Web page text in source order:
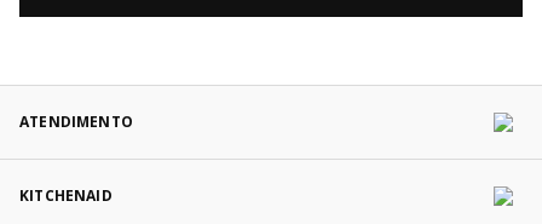
ATENDIMENTO
KITCHENAID